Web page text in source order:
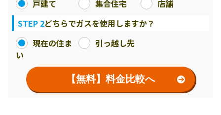
戸建て
集合住宅
店舗
STEP 2どちらでガスを使用しますか？
現在の住ま
い
引っ越し先
【無料】料金比較へ